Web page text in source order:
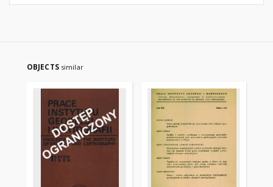
OBJECTS similar